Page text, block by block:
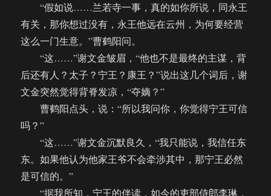
“假如说……兰若寺一事，真的如你所说，同永王
有关，那你想过没有，永王他远在云州，为何要经营
这么一门生意。”曹鹤阳问。
“这……”谢文金皱眉，“他也不是最终的主谋，背
后还有人？太子？宁王？康王？”说出这几个词后，谢
文金突然觉得背脊发凉，“夺嫡？”
曹鹤阳点头，说：“所以我问你，你觉得宁王可信
吗？”
“这……”谢文金沉默良久，“我只能说，我信任东
东。如果他认为他家王爷不会牵涉其中，那宁王必然
是可信的。”
“据我所知，宁王的伴读，如今的吏部侍郎李琳，